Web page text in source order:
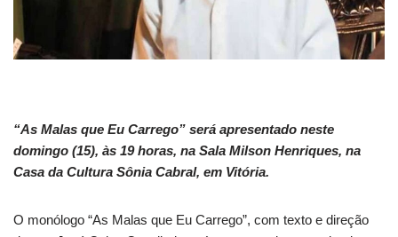
“As Malas que Eu Carrego” será apresentado neste
domingo (15), às 19 horas, na Sala Milson Henriques, na
Casa da Cultura Sônia Cabral, em Vitória.
O monólogo “As Malas que Eu Carrego”, com texto e direção